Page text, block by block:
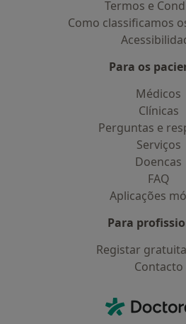
Termos e
Como classificamos
Para os
Médicos
Clínicas
Perguntas e
Serviços
Doencas
FAQ
Aplicações
Para
Registar
Contacto